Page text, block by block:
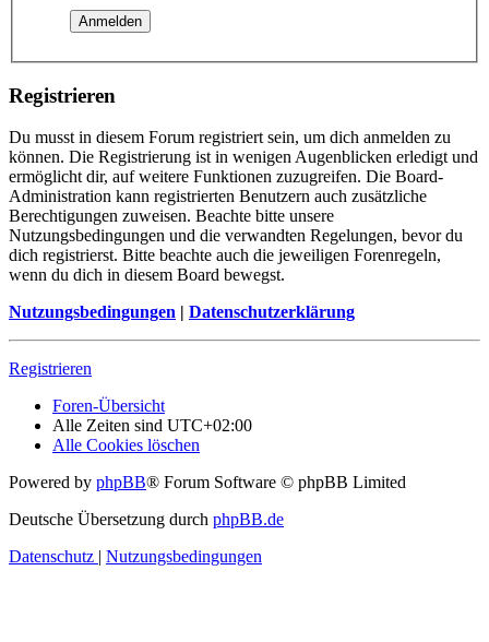
Registrieren
Du musst in diesem Forum registriert sein, um dich anmelden zu
können. Die Registrierung ist in wenigen Augenblicken erledigt und
ermöglicht dir, auf weitere Funktionen zuzugreifen. Die Board-
Administration kann registrierten Benutzern auch zusätzliche
Berechtigungen zuweisen. Beachte bitte unsere
Nutzungsbedingungen und die verwandten Regelungen, bevor du
dich registrierst. Bitte beachte auch die jeweiligen Forenregeln,
wenn du dich in diesem Board bewegst.
Nutzungsbedingungen | Datenschutzerklärung
Registrieren
Foren-Übersicht
Alle Zeiten sind UTC+02:00
Alle Cookies löschen
Powered by phpBB® Forum Software © phpBB Limited
Deutsche Übersetzung durch phpBB.de
Datenschutz | Nutzungsbedingungen